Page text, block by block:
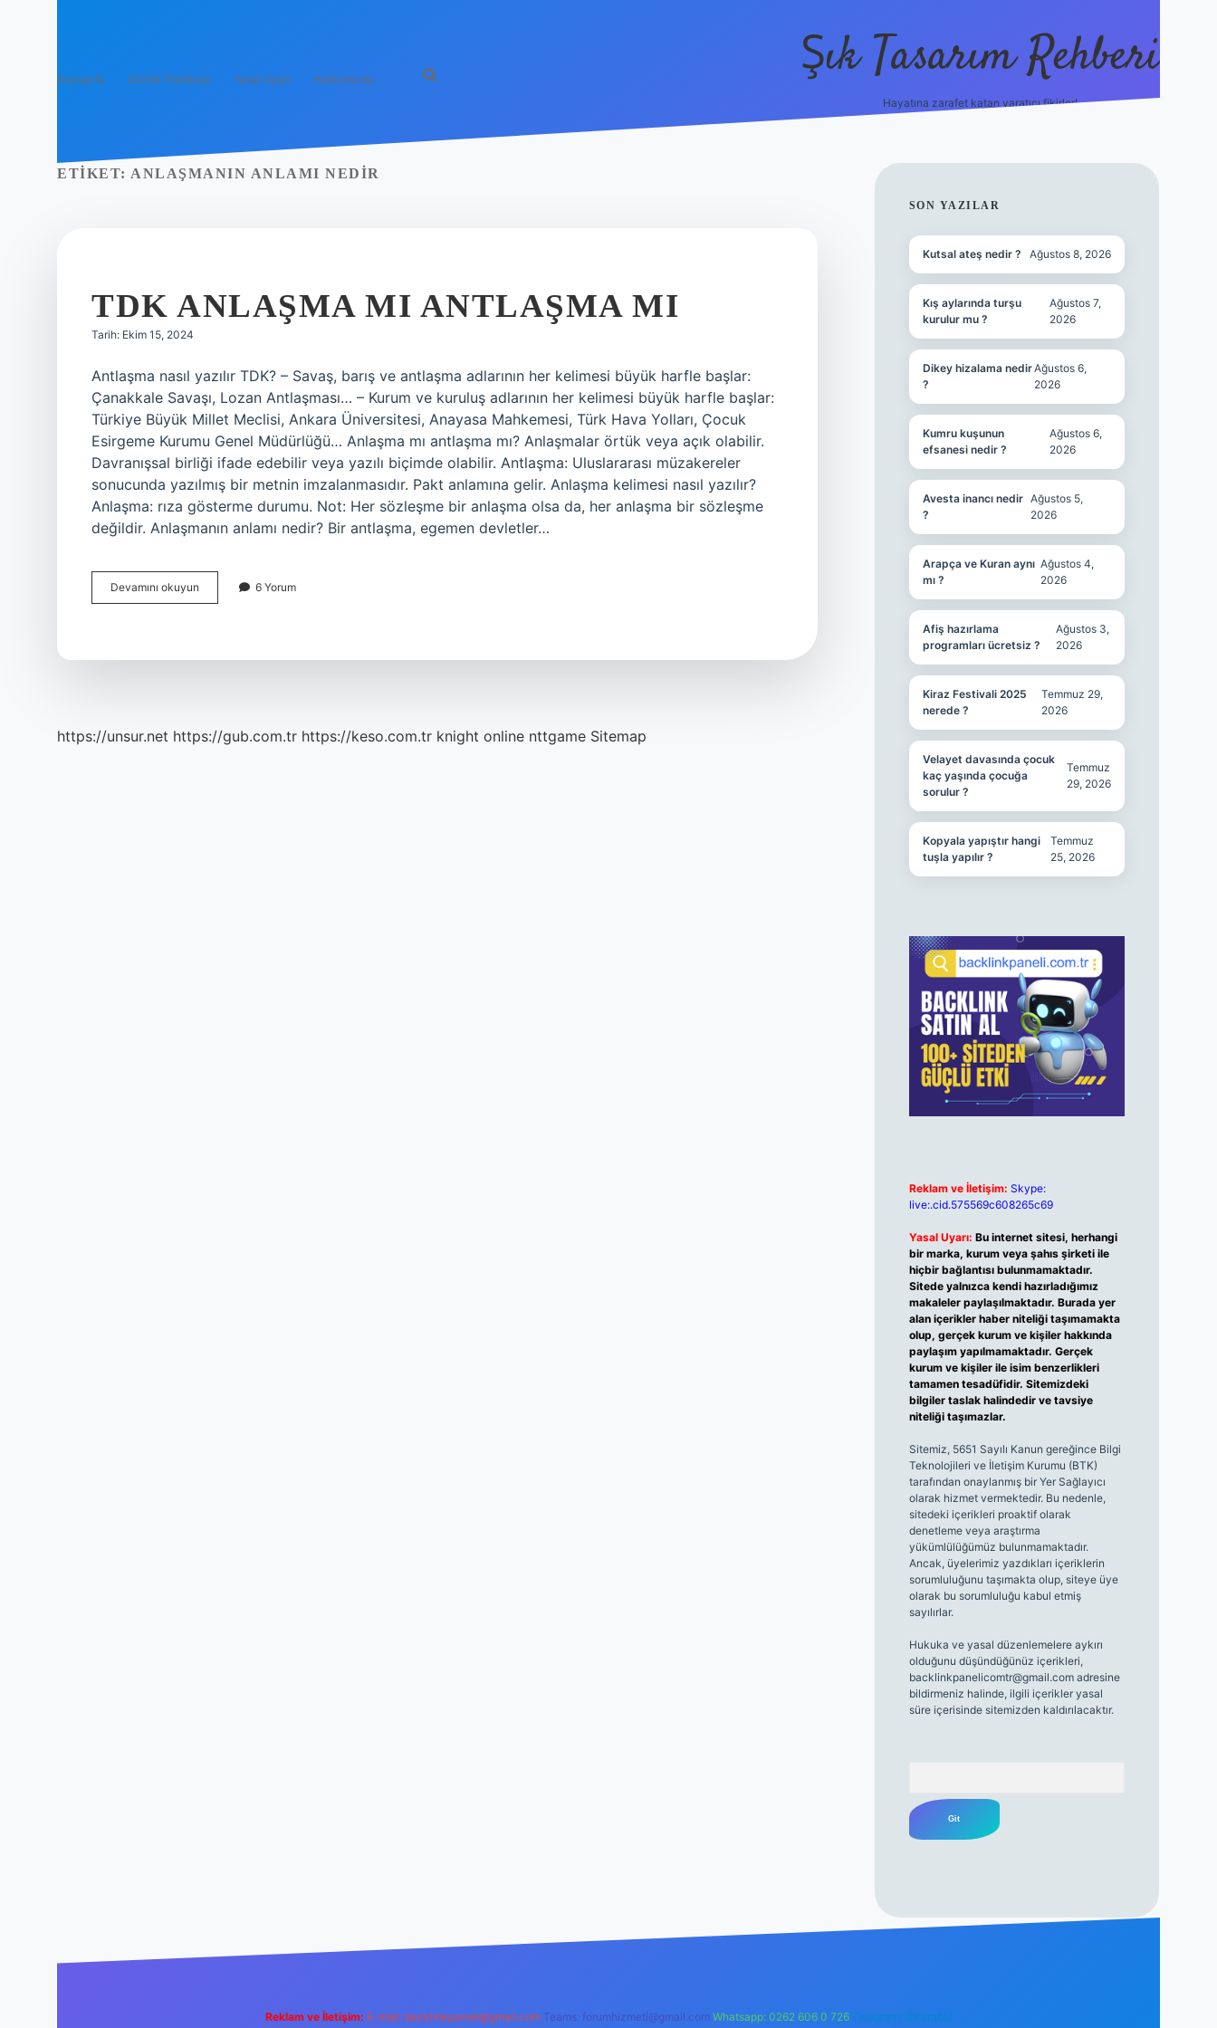
Anasayfa Gizlilik Politikası Yasal Uyarı Hakkımızda Şık Tasarım Rehberi
Hayatına zarafet katan yaratıcı fikirler!
ETIKET: ANLAŞMANIN ANLAMI NEDIR
TDK ANLAŞMA MI ANTLAŞMA MI
Tarih: Ekim 15, 2024
Antlaşma nasıl yazılır TDK? – Savaş, barış ve antlaşma adlarının her kelimesi büyük harfle başlar:
Çanakkale Savaşı, Lozan Antlaşması… – Kurum ve kuruluş adlarının her kelimesi büyük harfle başlar:
Türkiye Büyük Millet Meclisi, Ankara Üniversitesi, Anayasa Mahkemesi, Türk Hava Yolları, Çocuk
Esirgeme Kurumu Genel Müdürlüğü… Anlaşma mı antlaşma mı? Anlaşmalar örtük veya açık olabilir.
Davranışsal birliği ifade edebilir veya yazılı biçimde olabilir. Antlaşma: Uluslararası müzakereler
sonucunda yazılmış bir metnin imzalanmasıdır. Pakt anlamına gelir. Anlaşma kelimesi nasıl yazılır?
Anlaşma: rıza gösterme durumu. Not: Her sözleşme bir anlaşma olsa da, her anlaşma bir sözleşme
değildir. Anlaşmanın anlamı nedir? Bir antlaşma, egemen devletler…
Devamını okuyun
Anlaşma
6 Yorum
https://unsur.net https://gub.com.tr https://keso.com.tr knight online nttgame Sitemap
SIDEBAR
SON YAZILAR
Kutsal ateş nedir ? Ağustos 8, 2026
Kış aylarında turşu
kurulur mu ?
Ağustos 7,
2026
Dikey hizalama nedir
?
Ağustos 6,
2026
Kumru kuşunun
efsanesi nedir ?
Ağustos 6,
2026
Avesta inancı nedir
?
Ağustos 5,
2026
Arapça ve Kuran aynı
mı ?
Ağustos 4,
2026
Afiş hazırlama
programları ücretsiz ?
Ağustos 3,
2026
Kiraz Festivali 2025
nerede ?
Temmuz 29,
2026
Velayet davasında çocuk
kaç yaşında çocuğa
sorulur ?
Temmuz
29, 2026
Kopyala yapıştır hangi
tuşla yapılır ?
Temmuz
25, 2026
Reklam ve İletişim: Skype:
live:.cid.575569c608265c69
Yasal Uyarı: Bu internet sitesi, herhangi
bir marka, kurum veya şahıs şirketi ile
hiçbir bağlantısı bulunmamaktadır.
Sitede yalnızca kendi hazırladığımız
makaleler paylaşılmaktadır. Burada yer
alan içerikler haber niteliği taşımamakta
olup, gerçek kurum ve kişiler hakkında
paylaşım yapılmamaktadır. Gerçek
kurum ve kişiler ile isim benzerlikleri
tamamen tesadüfidir. Sitemizdeki
bilgiler taslak halindedir ve tavsiye
niteliği taşımazlar.
Sitemiz, 5651 Sayılı Kanun gereğince Bilgi
Teknolojileri ve İletişim Kurumu (BTK)
tarafından onaylanmış bir Yer Sağlayıcı
olarak hizmet vermektedir. Bu nedenle,
sitedeki içerikleri proaktif olarak
denetleme veya araştırma
yükümlülüğümüz bulunmamaktadır.
Ancak, üyelerimiz yazdıkları içeriklerin
sorumluluğunu taşımakta olup, siteye üye
olarak bu sorumluluğu kabul etmiş
sayılırlar.
Hukuka ve yasal düzenlemelere aykırı
olduğunu düşündüğünüz içerikleri,
backlinkpanelicomtr@gmail.comadresine
bildirmeniz halinde, ilgili içerikler yasal
süre içerisinde sitemizden kaldırılacaktır.
vdcasino giriş
Reklam ve İletişim: E-mail: backlinkpaneli@gmail.com Teams: forumhizmeti@gmail.com Whatsapp: 0262 606 0 726 Telegram: @karabul